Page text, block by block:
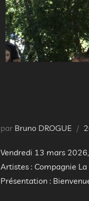
par Bruno DROGUE
Vendredi 13 mars
Artistes : Compagnie
Présentation :